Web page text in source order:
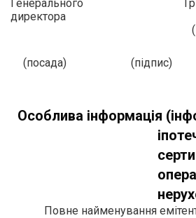
Генерального
директора
(посада) (підпис)
Особлива інформація
Повне найменування